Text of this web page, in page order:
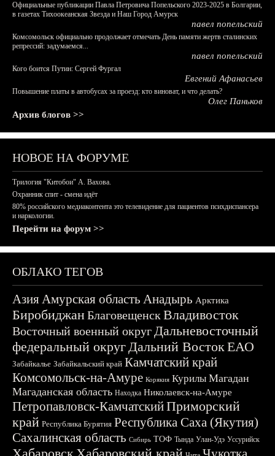
Официальные публикации Павла Петровича Попельского 2023-2025 в Болгарии,
в газетах Тихоокеанская Звезда и Наш Город Амурск
павел попельский
Комсомольск официально продолжает отмечать День памяти жертв сталинских
репрессий: задумаемся...
павел попельский
Кого боится Путин: Сергей Фургал
Евгений Афанасьев
Повышение платы в автобусах за проезд: кто виноват, и что делать?
Олег Паньков
Архив блогов >>
НОВОЕ НА ФОРУМЕ
Трилогия "Китобои" А. Вахова.
Охранник спит - смена идёт
80% российского медиаконтента это телевидение для пациентов психдиспансера
и наркологии.
Перейти на форум >>
ОБЛАКО ТЕГОВ
АзияАмурская область Анадырь Арктика
БиробиджанБлаговещенскВладивосток
Восточный военный округДальневосточный
федеральный округДальний ВостокЕАО
Забайкалье Забайкальский край Камчатский край
Комсомольск-на-Амуре Корякия Курилы Магадан
Магаданская область Находка Николаевск-на-Амуре
Петропавловск-КамчатскийПриморский
край Республика Бурятия Республика Саха (Якутия)
Сахалинская область Сибирь ТОФ Тында Улан-Удэ Уссурийск